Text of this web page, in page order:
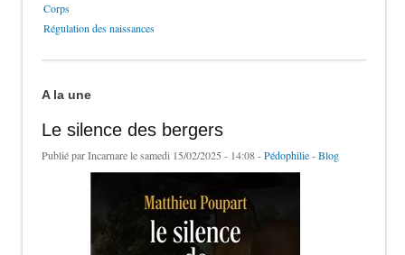
Corps
Régulation des naissances
A la une
Le silence des bergers
Publié parIncarnarele samedi 15/02/2025 - 14:08 -Pédophilie-Blog